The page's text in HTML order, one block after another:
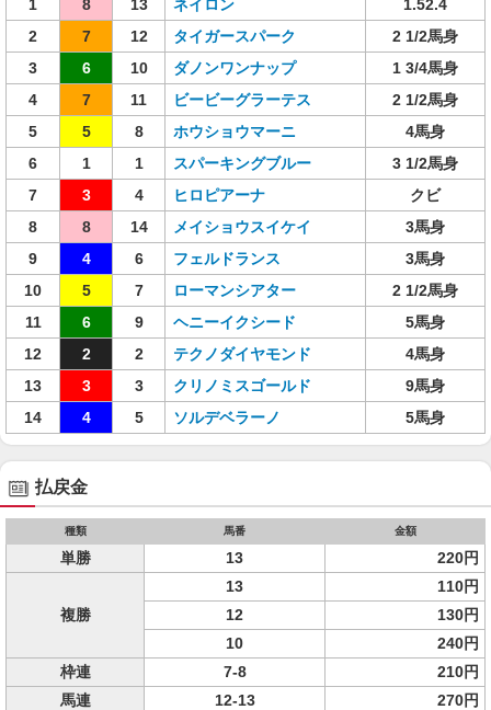
1 8 13 ネイロン
1.52.4
2
7 12 タイガースパーク
2 1/2馬身
3
6 10 ダノンワンナップ
1 3/4馬身
4
7 11 ビービーグラーテス
2 1/2馬身
5
5 8 ホウショウマーニ
4馬身
6
1 1 スパーキングブルー
3 1/2馬身
7
3 4 ヒロピアーナ
クビ
8
8 14 メイショウスイケイ
3馬身
9
4 6 フェルドランス
3馬身
10
5 7 ローマンシアター
2 1/2馬身
11
6 9 ヘニーイクシード
5馬身
12
2 2 テクノダイヤモンド
4馬身
13
3 3 クリノミスゴールド
9馬身
14
4 5 ソルデベラーノ 5馬身
払戻金
種類 馬番 金額
単勝 13 220円
複勝
13
110円
12
130円
10
240円
枠連
7-8
210円
馬連
12-13 270円